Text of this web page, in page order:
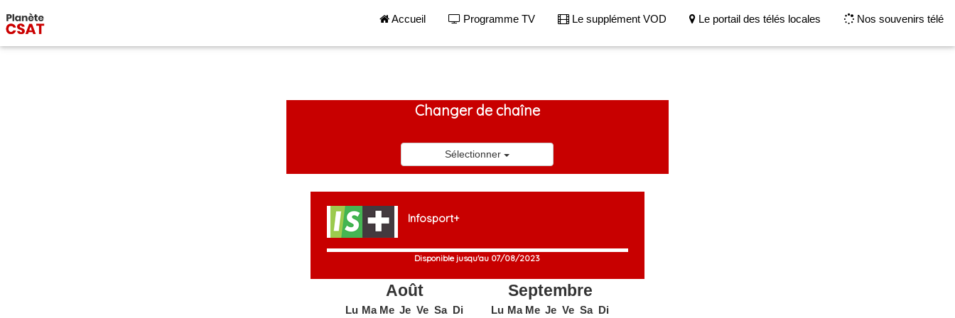
Accueil Programme TV Le supplément VOD Le portail des télés locales Nos souvenirs télé
Changer de chaîne
Sélectionner
Infosport+
Disponible jusqu'au 07/08/2023
Août
Lu Ma Me Je Ve Sa Di
Septembre
Lu Ma Me Je Ve Sa Di